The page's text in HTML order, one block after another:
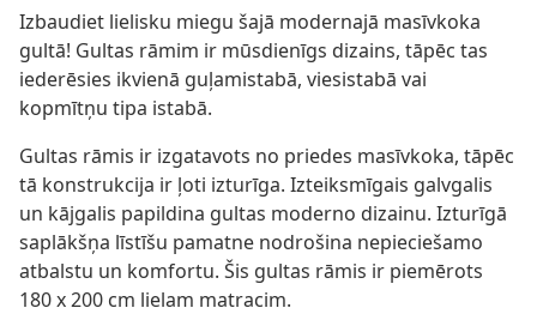
Izbaudiet lielisku miegu šajā modernajā masīvkoka
gultā! Gultas rāmim ir mūsdienīgs dizains, tāpēc tas
iederēsies ikvienā guļamistabā, viesistabā vai
kopmītņu tipa istabā.
Gultas rāmis ir izgatavots no priedes masīvkoka, tāpēc
tā konstrukcija ir ļoti izturīga. Izteiksmīgais galvgalis
un kājgalis papildina gultas moderno dizainu. Izturīgā
saplākšņa līstīšu pamatne nodrošina nepieciešamo
atbalstu un komfortu. Šis gultas rāmis ir piemērots
180 x 200 cm lielam matracim.